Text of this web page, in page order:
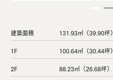
建築面積
131.93㎡（39.90坪）
1F
100.64㎡（30.44坪）
2F
88.23㎡（26.68坪）